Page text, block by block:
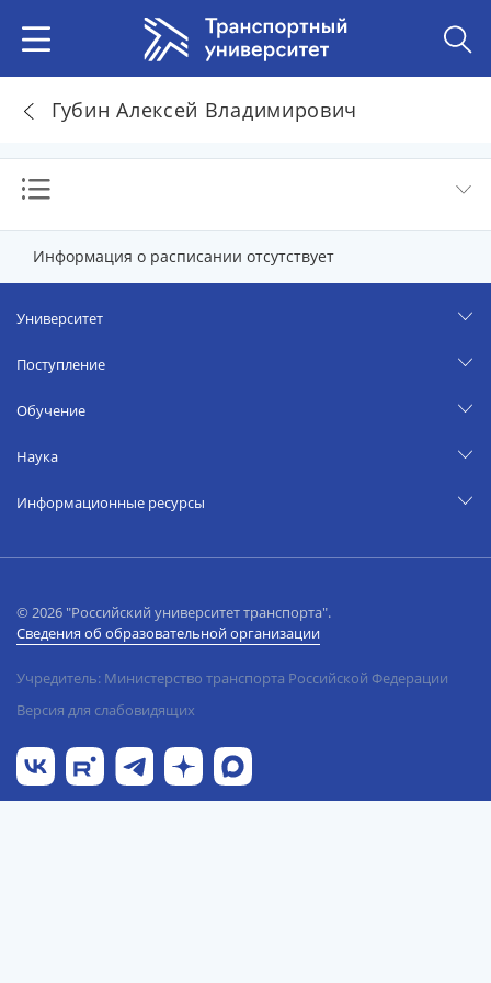
Губин Алексей Владимирович
Информация о расписании отсутствует
Университет
Поступление
Обучение
Наука
Информационные ресурсы
© 2026 "Российский университет транспорта".
Сведения об образовательной организации
Учредитель: Министерство транспорта Российской Федерации
Версия для слабовидящих